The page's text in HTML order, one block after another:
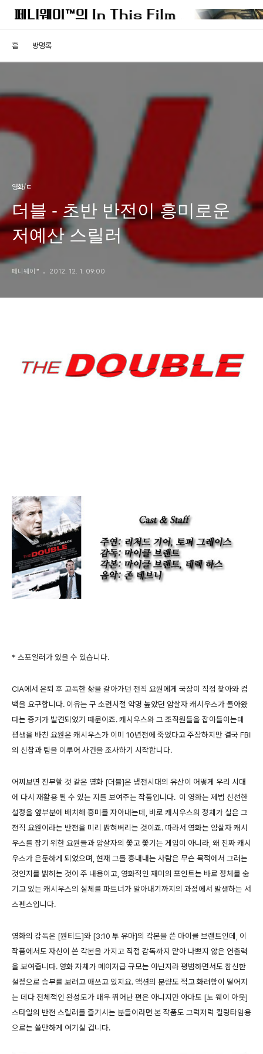
홈 방명록
영화/ㄷ
더블 - 초반 반전이 흥미로운
저예산 스릴러
페니웨이™ 2012. 12. 1. 09:00
* 스포일러가 있을 수 있습니다.
CIA에서 은퇴 후 고독한 삶을 갈아가던 전직 요원에게 국장이 직접 찾아와 컴
백을 요구합니다. 이유는 구 소련시절 악명 높았던 암살자 캐시우스가 돌아왔
다는 증거가 발견되었기 때문이죠. 캐시우스와 그 조직원들을 잡아들이는데
평생을 바친 요원은 캐시우스가 이미 10년전에 죽었다고 주장하지만 결국 FBI
의 신참과 팀을 이루어 사건을 조사하기 시작합니다.
어찌보면 진부할 것 같은 영화 [더블]은 냉전시대의 유산이 어떻게 우리 시대
에 다시 재활용 될 수 있는 지를 보여주는 작품입니다. 이 영화는 제법 신선한
설정을 앞부분에 배치해 흥미를 자아내는데, 바로 캐시우스의 정체가 실은 그
전직 요원이라는 반전을 미리 밝혀버리는 것이죠. 따라서 영화는 암살자 캐시
우스를 잡기 위한 요원들과 암살자의 쫓고 쫓기는 게임이 아니라, 왜 진짜 캐시
우스가 은둔하게 되었으며, 현재 그를 흉내내는 사람은 무슨 목적에서 그러는
것인지를 밝히는 것이 주 내용이고, 영화적인 재미의 포인트는 바로 정체를 숨
기고 있는 캐시우스의 실체를 파트너가 알아내기까지의 과정에서 발생하는 서
스펜스입니다.
영화의 감독은 [원티드]와 [3:10 투 유마]의 각본을 쓴 마이클 브랜트인데, 이
작품에서도 자신이 쓴 각본을 가지고 직접 감독까지 맡아 나쁘지 않은 연출력
을 보여줍니다. 영화 자체가 메이저급 규모는 아닌지라 평범하면서도 참신한
설정으로 승부를 보려고 애쓰고 있지요. 액션의 분량도 적고 화려함이 떨어지
는 데다 전체적인 완성도가 매우 뛰어난 편은 아니지만 아마도 [노 웨이 아웃]
스타일의 반전 스릴러를 즐기시는 분들이라면 본 작품도 그럭저럭 킬링타임용
으로는 쓸만하게 여기실 겁니다.